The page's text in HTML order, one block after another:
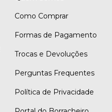
Como Comprar
Formas de Pagamento
Trocas e Devoluções
Perguntas Frequentes
Política de Privacidade